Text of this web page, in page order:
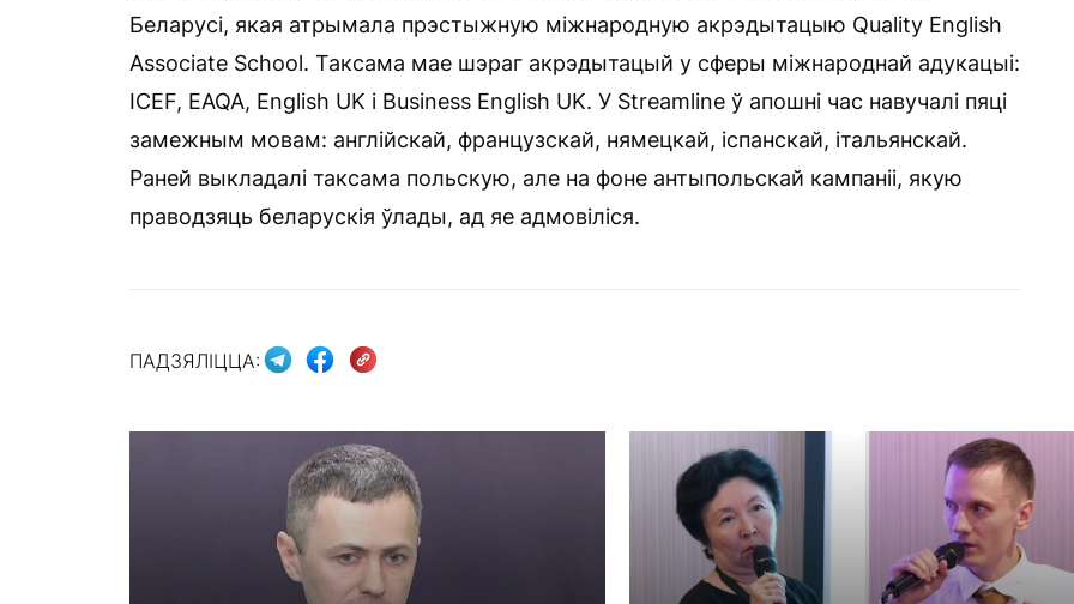
Беларусі, якая атрымала прэстыжную міжнародную акрэдытацыю Quality English
Associate School. Таксама мае шэраг акрэдытацый у сферы міжнароднай адукацыі:
ICEF, EAQA, English UK і Business English UK. У Streamline ў апошні час навучалі пяці
замежным мовам: англійскай, французскай, нямецкай, іспанскай, італьянскай.
Раней выкладалі таксама польскую, але на фоне антыпольскай кампаніі, якую
праводзяць беларускія ўлады, ад яе адмовіліся.
ПАДЗЯЛІЦЦА: